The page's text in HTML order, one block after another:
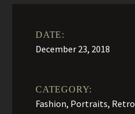
DATE:
December 23, 2018
CATEGORY:
Fashion, Portraits, Retro